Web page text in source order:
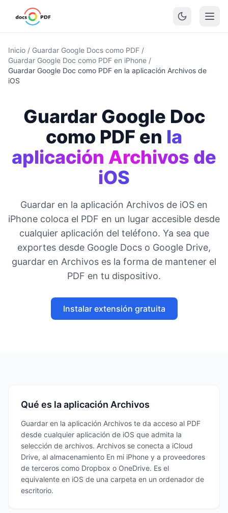
Inicio / Guardar Google Docs como PDF /
Guardar Google Doc como PDF en iPhone /
Guardar Google Doc como PDF en la aplicación Archivos de
iOS
Guardar Google Doc
como PDF en la
aplicación Archivos de
iOS
Guardar en la aplicación Archivos de iOS en
iPhone coloca el PDF en un lugar accesible desde
cualquier aplicación del teléfono. Ya sea que
exportes desde Google Docs o Google Drive,
guardar en Archivos es la forma de mantener el
PDF en tu dispositivo.
Instalar extensión gratuita
Qué es la aplicación Archivos
Guardar en la aplicación Archivos te da acceso al PDF
desde cualquier aplicación de iOS que admita la
selección de archivos. Archivos se conecta a iCloud
Drive, al almacenamiento En mi iPhone y a proveedores
de terceros como Dropbox o OneDrive. Es el
equivalente en iOS de una carpeta en un ordenador de
escritorio.